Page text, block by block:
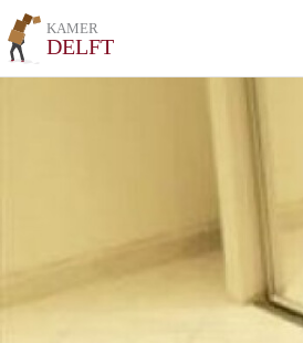
KAMER
DELFT